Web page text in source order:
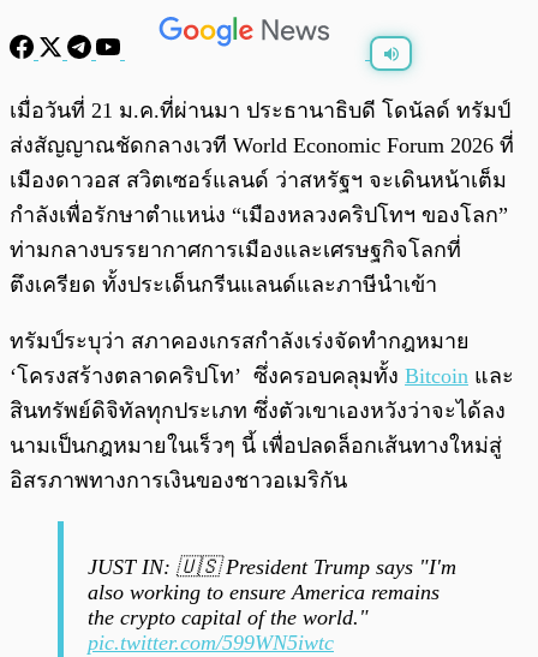
พร้อมเล่น 0:00 / 0:00
เมื่อวันที่ 21 ม.ค.ที่ผ่านมา ประธานาธิบดี โดนัลด์ ทรัมป์
ส่งสัญญาณชัดกลางเวที World Economic Forum 2026 ที่
เมืองดาวอส สวิตเซอร์แลนด์ ว่าสหรัฐฯ จะเดินหน้าเต็ม
กำลังเพื่อรักษาตำแหน่ง “เมืองหลวงคริปโทฯ ของโลก”
ท่ามกลางบรรยากาศการเมืองและเศรษฐกิจโลกที่
ตึงเครียด ทั้งประเด็นกรีนแลนด์และภาษีนำเข้า
ทรัมป์ระบุว่า สภาคองเกรสกำลังเร่งจัดทำกฎหมาย
‘โครงสร้างตลาดคริปโท’ ซึ่งครอบคลุมทั้ง Bitcoin และ
สินทรัพย์ดิจิทัลทุกประเภท ซึ่งตัวเขาเองหวังว่าจะได้ลง
นามเป็นกฎหมายในเร็วๆ นี้ เพื่อปลดล็อกเส้นทางใหม่สู่
อิสรภาพทางการเงินของชาวอเมริกัน
JUST IN: 🇺🇸 President Trump says "I'm
also working to ensure America remains
the crypto capital of the world."
pic.twitter.com/599WN5iwtc